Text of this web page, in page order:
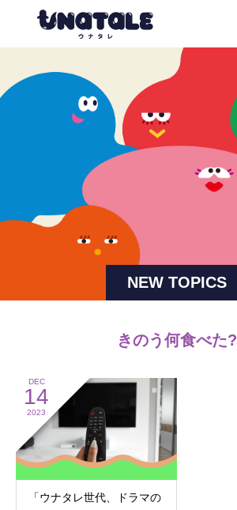
NEW TOPICS
きのう何食べた?
DEC
14
2023
「ウナタレ世代、ドラマの